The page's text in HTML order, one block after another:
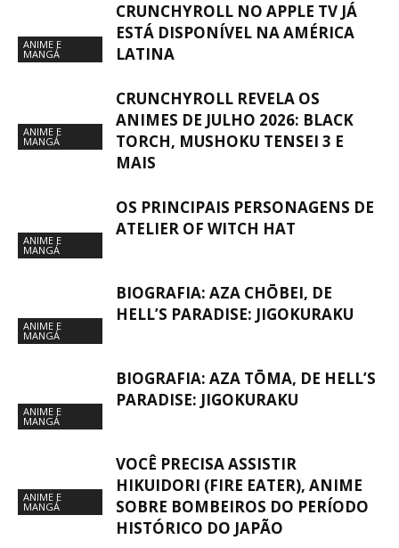
ANIME E
MANGÁ
CRUNCHYROLL NO APPLE TV JÁ
ESTÁ DISPONÍVEL NA AMÉRICA
LATINA
ANIME E
MANGÁ
CRUNCHYROLL REVELA OS
ANIMES DE JULHO 2026: BLACK
TORCH, MUSHOKU TENSEI 3 E
MAIS
ANIME E
MANGÁ
OS PRINCIPAIS PERSONAGENS DE
ATELIER OF WITCH HAT
ANIME E
MANGÁ
BIOGRAFIA: AZA CHŌBEI, DE
HELL’S PARADISE: JIGOKURAKU
ANIME E
MANGÁ
BIOGRAFIA: AZA TŌMA, DE HELL’S
PARADISE: JIGOKURAKU
ANIME E
MANGÁ
VOCÊ PRECISA ASSISTIR
HIKUIDORI (FIRE EATER), ANIME
SOBRE BOMBEIROS DO PERÍODO
HISTÓRICO DO JAPÃO